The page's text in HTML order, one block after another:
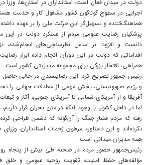
دولت در میدان فعال است؛ استانداران در استان‌ها،
اجرایی در سطوح گوناگون کشور مشغول کار و خدمت
هماهنگ‌کننده و تسهیل‌گر این حرکت ملی را بر عهده
پزشکیان رضایت عمومی مردم از عملکرد دولت در این
اقداماتی که دولت در این دوران انجام داده ابراز رضایت
همراهی، افتخار بزرگی برای مجموعه مدیریتی کشور است.
رئیس جمهور تصریح کرد: این رضایتمندی در حالی
و رژیم صهیونیستی، بخش مهمی از معادلات جهانی را تحت
آفریقا و از آمریکای شمالی تا آمریکای جنوبی، آثار و
اما در داخل کشور، با وجود آنکه در متن بحران قرار
رفته که مردم فشار جنگ را آن‌گونه که دشمن طراحی
نکرده‌اند و این دستاورد مرهون زحمات استانداران،
همه مدیران میدانی است.
رئیس‌جمهور حضور مردم در صحنه طی بیش از پنجاه
مؤلفه‌های حفظ امنیت، تقویت روحیه عمومی و خلق